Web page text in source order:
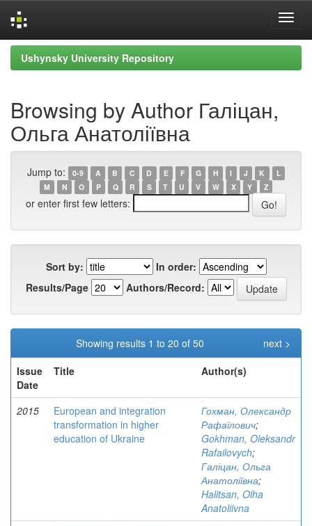
Skip
navigation
Ushynsky University Repository
Browsing by Author Галіцан,
Ольга Анатоліївна
Jump to: 0-9 A B C D E F G H I J K
L
M
N O P Q R S T U V W X Y Z
or enter first few letters:
Sort by:
In order:
Results/Page
Authors/Record:
Showing results 1 to 20 of 50
next >
Issue
Date
Title Author(s)
2015
European and integration
transformation in higher
education of Ukraine
Гохман, Олександр
Рафаїлович;
Gokhman, Oleksandr
Rafailovych;
Галіцан, Ольга
Анатоліївна;
Halitsan, Olha
Anatoliivna